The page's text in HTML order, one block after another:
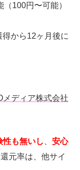
（100円〜可能）
から12ヶ月後に
メディア株式会社
性も無いし
安心
元率は、他サイ